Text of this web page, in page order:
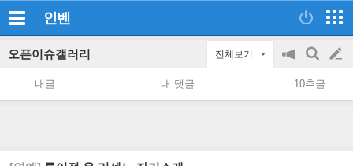
인벤
오픈이슈갤러리 전체보기
공
지
on/off
검
색
글
쓰
내글 내 댓글 10추글